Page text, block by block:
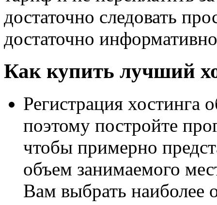
достаточно следовать
достаточно
Как купить лучший
Регистрация хостинга
поэтому постройте
чтобы примерно
объем занимаемого
Вам выбрать наиболее